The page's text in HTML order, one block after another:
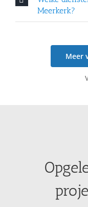
Meerkerk?
Meer